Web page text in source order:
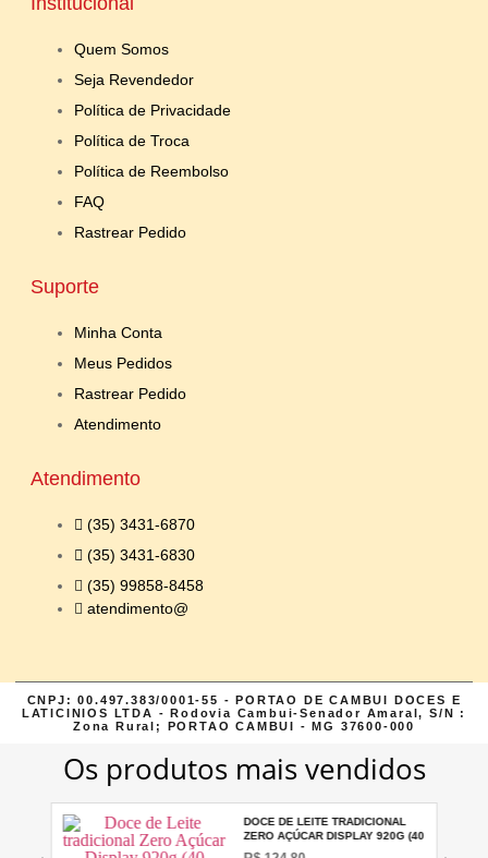
Quem Somos
Seja Revendedor
Política de Privacidade
Política de Troca
Política de Reembolso
FAQ
Rastrear Pedido
Suporte
Minha Conta
Meus Pedidos
Rastrear Pedido
Atendimento
Atendimento
(35) 3431-6870
(35) 3431-6830
(35) 99858-8458
atendimento@
CNPJ: 00.497.383/0001-55 - PORTAO DE CAMBUI DOCES E
LATICINIOS LTDA - Rodovia Cambui-Senador Amaral, S/N :
Zona Rural; PORTAO CAMBUI - MG 37600-000